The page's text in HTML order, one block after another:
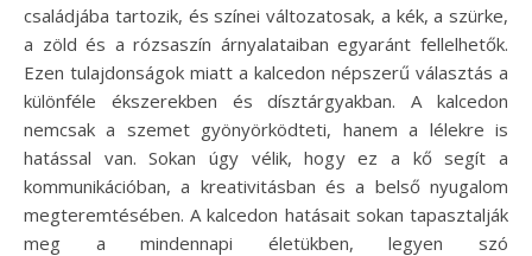
családjába tartozik, és színei változatosak, a kék, a szürke,
a zöld és a rózsaszín árnyalataiban egyaránt fellelhetők.
Ezen tulajdonságok miatt a kalcedon népszerű választás a
különféle ékszerekben és dísztárgyakban. A kalcedon
nemcsak a szemet gyönyörködteti, hanem a lélekre is
hatással van. Sokan úgy vélik, hogy ez a kő segít a
kommunikációban, a kreativitásban és a belső nyugalom
megteremtésében. A kalcedon hatásait sokan tapasztalják
meg a mindennapi életükben, legyen szó